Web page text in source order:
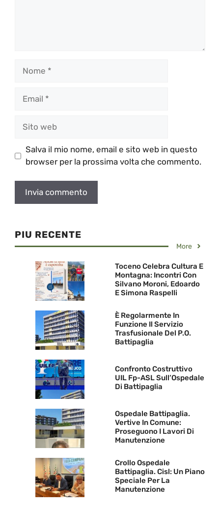
Salva il mio nome, email e sito web in questo
browser per la prossima volta che commento.
PIU RECENTE
More
Toceno Celebra Cultura E
Montagna: Incontri Con
Silvano Moroni, Edoardo
E Simona Raspelli
È Regolarmente In
Funzione Il Servizio
Trasfusionale Del P.O.
Battipaglia
Confronto Costruttivo
UIL Fp-ASL Sull’Ospedale
Di Battipaglia
Ospedale Battipaglia.
Vertive In Comune:
Proseguono I Lavori Di
Manutenzione
Crollo Ospedale
Battipaglia. Cisl: Un Piano
Speciale Per La
Manutenzione